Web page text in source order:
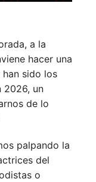
a la
hacer una
sido los
2026, un
de lo
palpando la
del
o